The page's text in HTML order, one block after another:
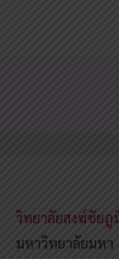
วิทยาลัยสงฆ์ชัยภู
มหาวิทยาลัยมหา